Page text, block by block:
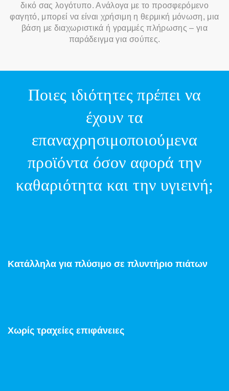
δικό σας λογότυπο. Ανάλογα με το προσφερόμενο
φαγητό, μπορεί να είναι χρήσιμη η θερμική μόνωση, μια
βάση με διαχωριστικά ή γραμμές πλήρωσης – για
παράδειγμα για σούπες.
Ποιες ιδιότητες πρέπει να
έχουν τα
επαναχρησιμοποιούμενα
προϊόντα όσον αφορά την
καθαριότητα και την υγιεινή;
Κατάλληλα για πλύσιμο σε πλυντήριο πιάτων
Χωρίς τραχείες επιφάνειες